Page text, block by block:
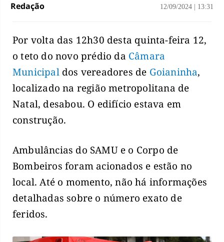
Redação 12/09/2024 13:31
Por volta das 12h30 desta quinta-feira 12,
o teto do novo prédio da Câmara
Municipaldos vereadores de Goianinha,
localizado na região metropolitana de
Natal, desabou. O edifício estava em
construção.
Ambulâncias do SAMU e o Corpo de
Bombeiros foram acionados e estão no
local. Até o momento, não há informações
detalhadas sobre o número exato de
feridos.